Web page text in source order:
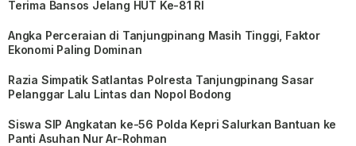
Terima Bansos Jelang HUT Ke-81 RI
Angka Perceraian di Tanjungpinang Masih Tinggi, Faktor
Ekonomi Paling Dominan
Razia Simpatik Satlantas Polresta Tanjungpinang Sasar
Pelanggar Lalu Lintas dan Nopol Bodong
Siswa SIP Angkatan ke-56 Polda Kepri Salurkan Bantuan ke
Panti Asuhan Nur Ar-Rohman